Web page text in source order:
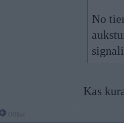
No
Kas